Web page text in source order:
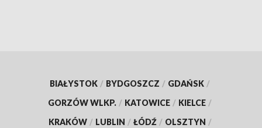
BIAŁYSTOK / BYDGOSZCZ / GDAŃSK /
GORZÓW WLKP. / KATOWICE / KIELCE /
KRAKÓW / LUBLIN / ŁÓDŹ / OLSZTYN /